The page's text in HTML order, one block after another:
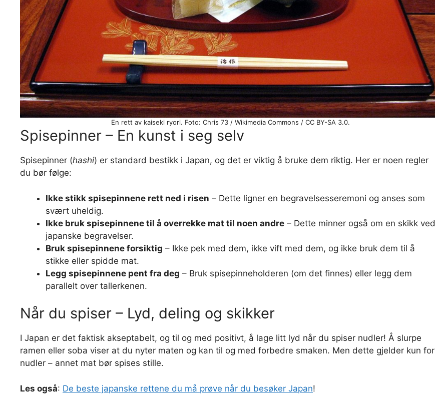
En rett av kaiseki ryori. Foto: Chris 73 / Wikimedia Commons / CC BY-SA 3.0.
Spisepinner – En kunst i seg selv
Spisepinner (hashi) er standard bestikk i Japan, og det er viktig å bruke dem riktig. Her er noen regler
du bør følge:
Ikke stikk spisepinnene rett ned i risen – Dette ligner en begravelsesseremoni og anses som
svært uheldig.
Ikke bruk spisepinnene til å overrekke mat til noen andre – Dette minner også om en skikk ved
japanske begravelser.
Bruk spisepinnene forsiktig – Ikke pek med dem, ikke vift med dem, og ikke bruk dem til å
stikke eller spidde mat.
Legg spisepinnene pent fra deg – Bruk spisepinneholderen (om det finnes) eller legg dem
parallelt over tallerkenen.
Når du spiser – Lyd, deling og skikker
I Japan er det faktisk akseptabelt, og til og med positivt, å lage litt lyd når du spiser nudler! Å slurpe
ramen eller soba viser at du nyter maten og kan til og med forbedre smaken. Men dette gjelder kun for
nudler – annet mat bør spises stille.
Les også: De beste japanske rettene du må prøve når du besøker Japan!